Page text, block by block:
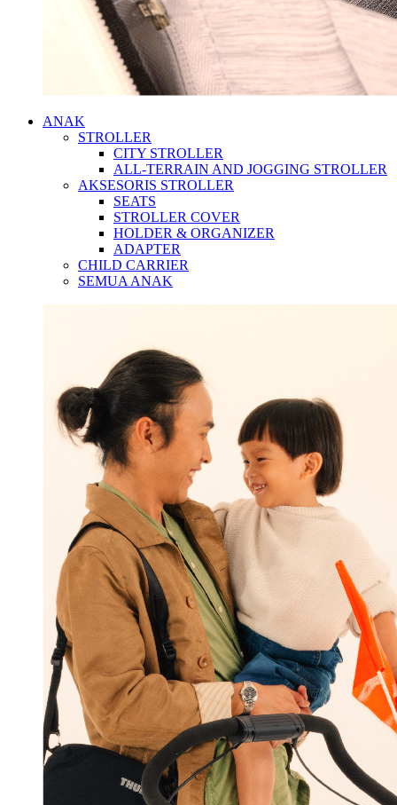
ANAK
STROLLER
CITY STROLLER
ALL-TERRAIN AND JOGGING STROLLER
AKSESORIS STROLLER
SEATS
STROLLER COVER
HOLDER & ORGANIZER
ADAPTER
CHILD CARRIER
SEMUA ANAK